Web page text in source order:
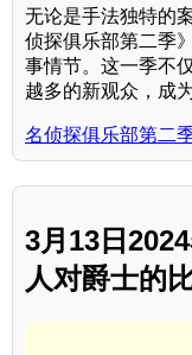
无论是手法独特的
侦探俱乐部第二季
事情节。这一季不
越多的新观众，成
名侦探俱乐部第二
3月13日
人对爵士的